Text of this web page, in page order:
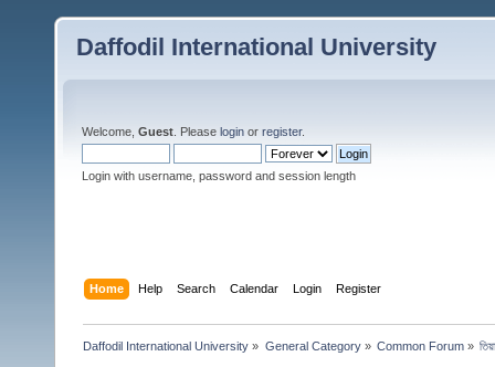
Daffodil International University
Welcome, Guest . Please login or register.
Login with username, password and session length
Home Help Search Calendar Login Register
Daffodil International University » General Category» Common Forum»